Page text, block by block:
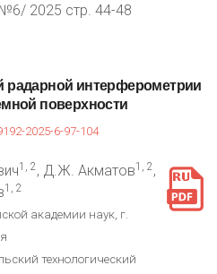
2025 стр. 44-48
радарной интерферометрии
поверхности
2025-6-97-104
1, 2 , Д.Ж. Акматов1, 2 ,
1, 2
академии наук, г.
технологический